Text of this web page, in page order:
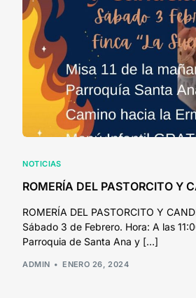
NOTICIAS
ROMERÍA DEL PASTORCITO Y
ROMERÍA DEL PASTORCITO Y
Sábado 3 de Febrero. Hora: A las
Parroquia de Santa Ana y […]
ADMIN ENERO 26, 2024